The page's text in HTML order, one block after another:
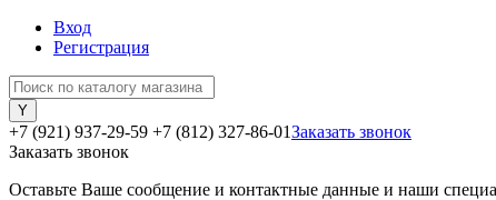
Вход
Регистрация
+7 (921) 937-29-59 +7 (812) 327-86-01Заказать звонок
Заказать звонок
Оставьте Ваше сообщение и контактные данные и наши